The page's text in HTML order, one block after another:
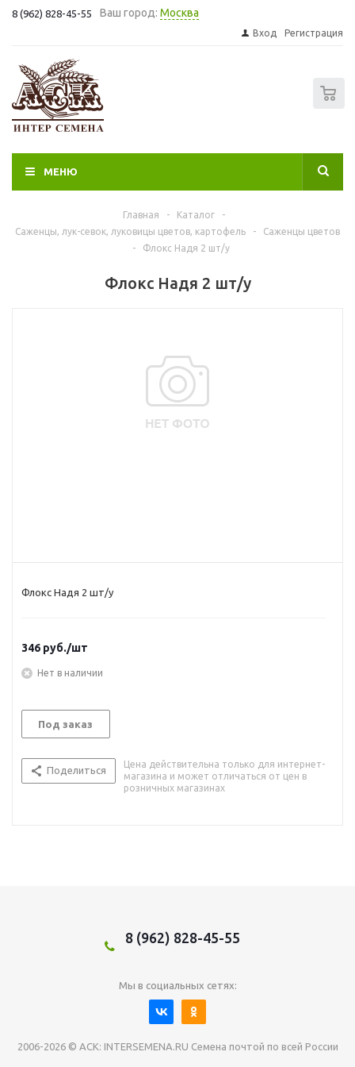
8 (962) 828-45-55 Ваш город: Москва
Вход Регистрация
МЕНЮ
Главная - Каталог
-
Саженцы, лук-севок, луковицы цветов, картофель
-
Саженцы цветов
-
Флокс Надя 2 шт/у
Флокс Надя 2 шт/у
Флокс Надя 2 шт/у
346 руб./шт
Нет в наличии
Под заказ
Поделиться
Цена действительна только для интернет-
магазина и может отличаться от цен в
розничных магазинах
8 (962) 828-45-55
Мы в социальных сетях:
2006-2026 © АСК: INTERSEMENA.RU Семена почтой по всей России